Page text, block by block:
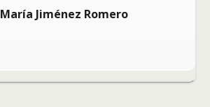
María Jiménez Romero